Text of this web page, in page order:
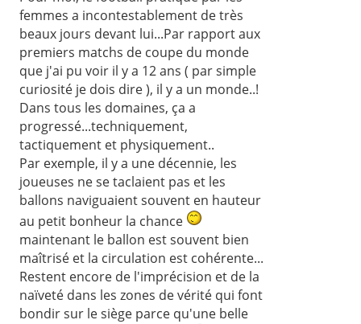
femmes a incontestablement de très
beaux jours devant lui...Par rapport aux
premiers matchs de coupe du monde
que j'ai pu voir il y a 12 ans ( par simple
curiosité je dois dire ), il y a un monde..!
Dans tous les domaines, ça a
progressé...techniquement,
tactiquement et physiquement..
Par exemple, il y a une décennie, les
joueuses ne se taclaient pas et les
ballons naviguaient souvent en hauteur
au petit bonheur la chance
maintenant le ballon est souvent bien
maîtrisé et la circulation est cohérente...
Restent encore de l'imprécision et de la
naïveté dans les zones de vérité qui font
bondir sur le siège parce qu'une belle